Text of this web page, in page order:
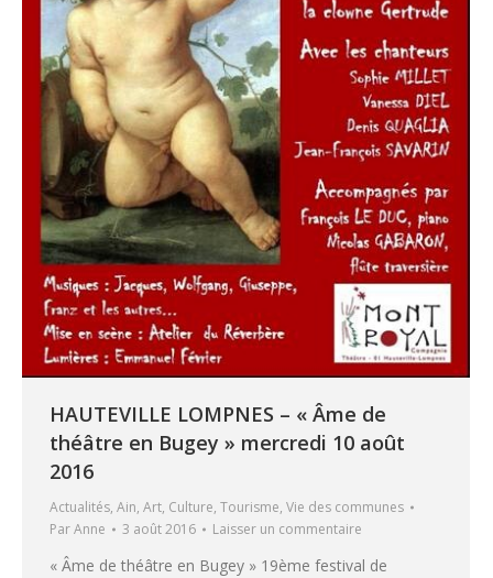
HAUTEVILLE LOMPNES – « Âme de
théâtre en Bugey » mercredi 10 août
2016
Actualités, Ain, Art, Culture, Tourisme, Vie des communes
ParAnne 3 août 2016 Laisser un commentaire
« Âme de théâtre en Bugey » 19ème festival de